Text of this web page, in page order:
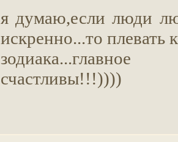
я думаю,если люди
искренно...то плевать
счастливы!!!))))